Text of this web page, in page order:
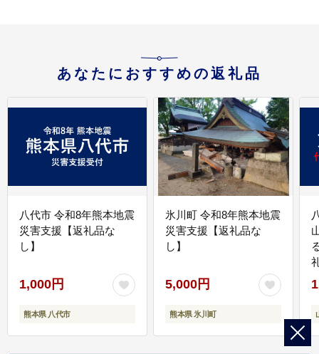
あなたにおすすめの返礼品
八代市 令和8年熊本地震
災害支援【返礼品な
し】
1,000円
熊本県 八代市
氷川町 令和8年熊本地震
災害支援【返礼品な
し】
5,000円
熊本県 氷川町